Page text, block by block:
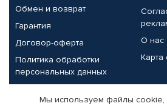
Обмен и возврат
Гарантия
Договор-оферта
Политика обработки
персональных данных
О нас
Карта
Партнерам
Мы используем файлы cookie,